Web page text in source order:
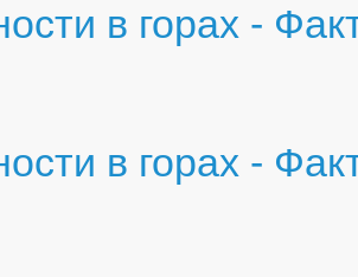
в горах -
в горах -